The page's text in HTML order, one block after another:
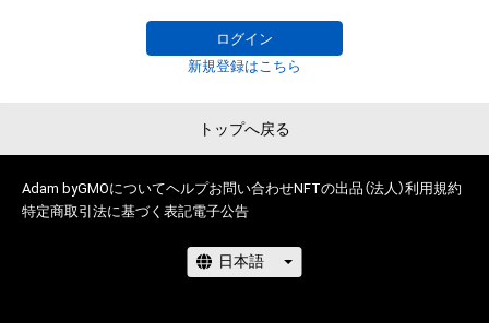
ログイン
新規登録はこちら
トップへ戻る
Adam byGMOについてヘルプお問い合わせNFTの出品（法人）利用規約
特定商取引法に基づく表記電子公告